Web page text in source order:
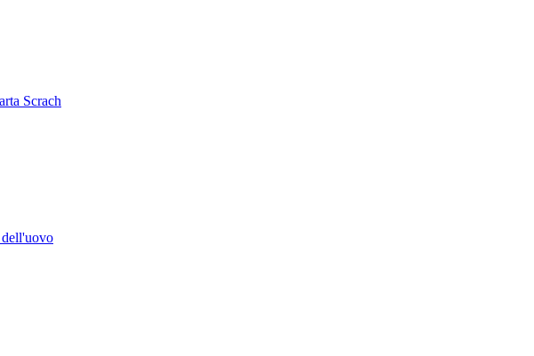
Scrach
dell'uovo